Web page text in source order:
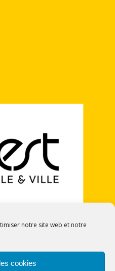
notre site web et notre
cookies